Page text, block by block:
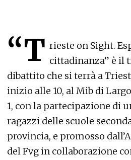
“T rieste on Sight.
cittadinanza” è il
dibattito che si terrà a
inizio alle 10, al Mib di
1, con la partecipazione di
ragazzi delle scuole
provincia, e promosso
del Fvg in collaborazione